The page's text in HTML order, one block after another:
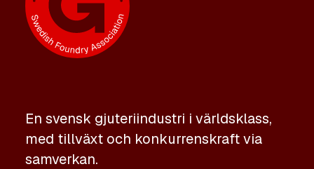
En svensk gjuteriindustri i världsklass,
med tillväxt och konkurrenskraft via
samverkan.